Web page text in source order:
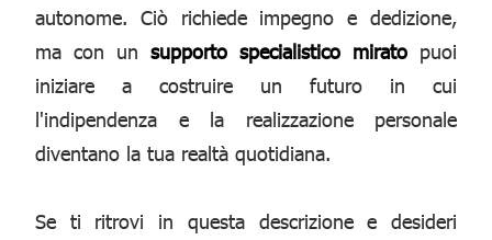
autonome. Ciò richiede impegno e dedizione,
ma con un supporto specialistico mirato puoi
iniziare a costruire un futuro in cui
l'indipendenza e la realizzazione personale
diventano la tua realtà quotidiana.
Se ti ritrovi in questa descrizione e desideri